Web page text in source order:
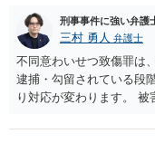
刑事事件に強い弁護
三村 勇人 弁護士
不同意わいせつ致傷罪は
逮捕・勾留されている段
り対応が変わります。
第三者を保証人とする内